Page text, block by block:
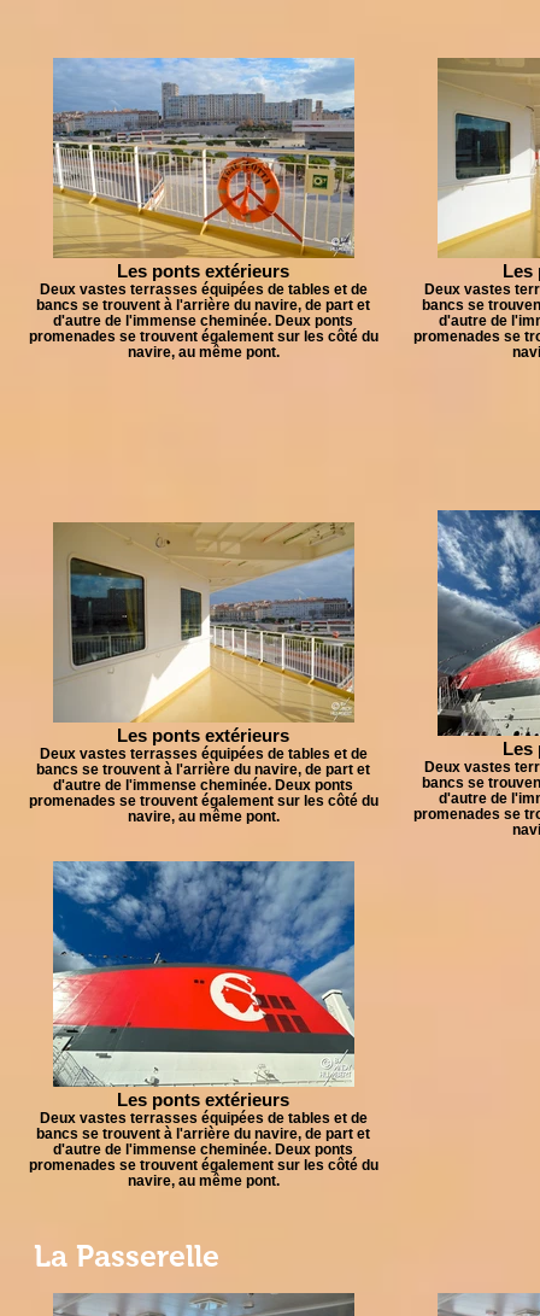
Les ponts extérieurs
Deux vastes terrasses équipées de tables et de
bancs se trouvent à l'arrière du navire, de part et
d'autre de l'immense cheminée. Deux ponts
promenades se trouvent également sur les côté du
navire, au même pont.
Les
Deux vastes
bancs se
d'autre de
promenades se
Les ponts extérieurs
Deux vastes terrasses équipées de tables et de
bancs se trouvent à l'arrière du navire, de part et
d'autre de l'immense cheminée. Deux ponts
promenades se trouvent également sur les côté du
navire, au même pont.
Les
Deux vastes
bancs se
d'autre de
promenades se
Les ponts extérieurs
Deux vastes terrasses équipées de tables et de
bancs se trouvent à l'arrière du navire, de part et
d'autre de l'immense cheminée. Deux ponts
promenades se trouvent également sur les côté du
navire, au même pont.
La Passerelle